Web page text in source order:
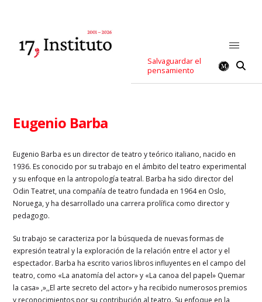
Salvaguardar el
pensamiento
Eugenio Barba
Eugenio Barba es un director de teatro y teórico italiano, nacido en
1936. Es conocido por su trabajo en el ámbito del teatro experimental
y su enfoque en la antropología teatral. Barba ha sido director del
Odin Teatret, una compañía de teatro fundada en 1964 en Oslo,
Noruega, y ha desarrollado una carrera prolífica como director y
pedagogo.
Su trabajo se caracteriza por la búsqueda de nuevas formas de
expresión teatral y la exploración de la relación entre el actor y el
espectador. Barba ha escrito varios libros influyentes en el campo del
teatro, como «La anatomía del actor» y «La canoa del papel» Quemar
la casa» ,»,,El arte secreto del actor» y ha recibido numerosos premios
y reconocimientos por su contribución al teatro. Su enfoque en la